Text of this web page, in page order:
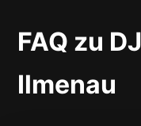
FAQ zu
Ilmenau